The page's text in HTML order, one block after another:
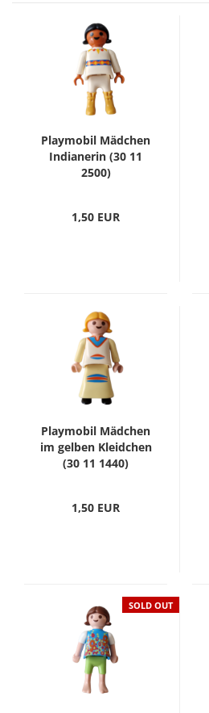
Playmobil Mädchen
Indianerin (30 11
2500)
1,50 EUR
Playmobil Mädchen
im gelben Kleidchen
(30 11 1440)
1,50 EUR
SOLD OUT